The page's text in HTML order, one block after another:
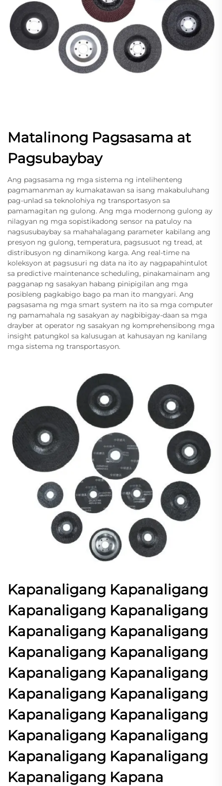
Matalinong Pagsasama at
Pagsubaybay
Ang pagsasama ng mga sistema ng intelihenteng
pagmamanman ay kumakatawan sa isang makabuluhang
pag-unlad sa teknolohiya ng transportasyon sa
pamamagitan ng gulong. Ang mga modernong gulong ay
nilagyan ng mga sopistikadong sensor na patuloy na
nagsusubaybay sa mahahalagang parameter kabilang ang
presyon ng gulong, temperatura, pagsusuot ng tread, at
distribusyon ng dinamikong karga. Ang real-time na
koleksyon at pagsusuri ng data na ito ay nagpapahintulot
sa predictive maintenance scheduling, pinakamainam ang
pagganap ng sasakyan habang pinipigilan ang mga
posibleng pagkabigo bago pa man ito mangyari. Ang
pagsasama ng mga smart system na ito sa mga computer
ng pamamahala ng sasakyan ay nagbibigay-daan sa mga
drayber at operator ng sasakyan ng komprehensibong mga
insight patungkol sa kalusugan at kahusayan ng kanilang
mga sistema ng transportasyon.
Kapanaligang Kapanaligang
Kapanaligang Kapanaligang
Kapanaligang Kapanaligang
Kapanaligang Kapanaligang
Kapanaligang Kapanaligang
Kapanaligang Kapanaligang
Kapanaligang Kapanaligang
Kapanaligang Kapanaligang
Kapanaligang Kapanaligang
Kapanaligang Kapana